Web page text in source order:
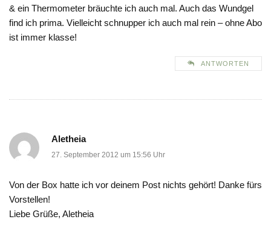
& ein Thermometer bräuchte ich auch mal. Auch das Wundgel
find ich prima. Vielleicht schnupper ich auch mal rein – ohne Abo
ist immer klasse!
ANTWORTEN
Aletheia
27. September 2012 um 15:56 Uhr
Von der Box hatte ich vor deinem Post nichts gehört! Danke fürs
Vorstellen!
Liebe Grüße, Aletheia